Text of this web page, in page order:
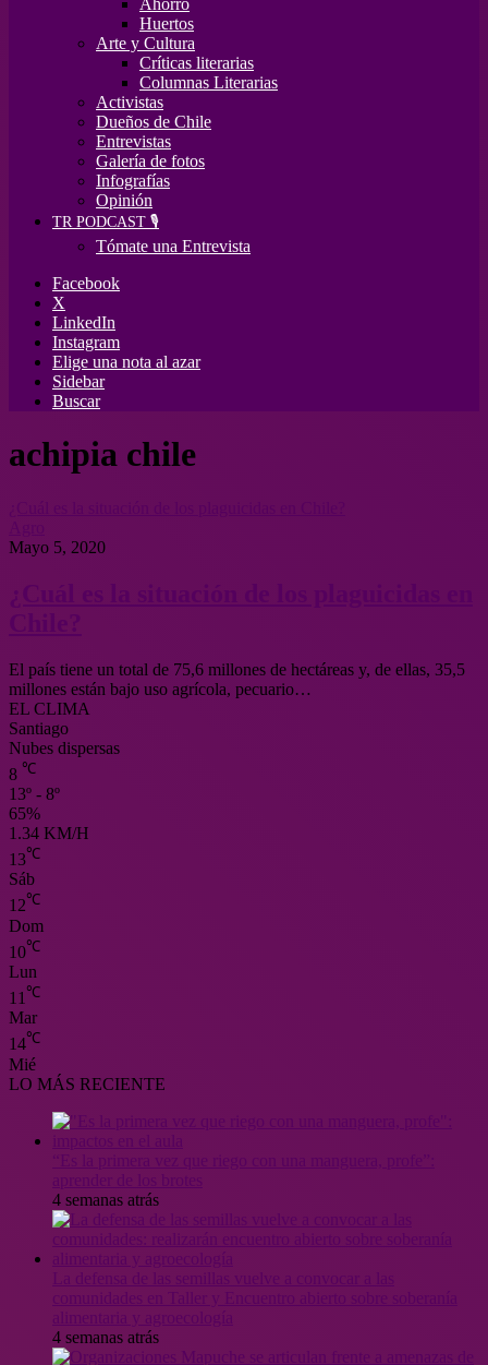
Ahorro
Huertos
Arte y Cultura
Críticas literarias
Columnas Literarias
Activistas
Dueños de Chile
Entrevistas
Galería de fotos
Infografías
Opinión
TR PODCAST 🎙️
Tómate una Entrevista
Facebook
X
LinkedIn
Instagram
Elige una nota al azar
Sidebar
Buscar
achipia chile
Mayo 5, 2020
El país tiene un total de 75,6 millones de hectáreas y, de ellas, 35,5
millones están bajo uso agrícola, pecuario…
EL CLIMA
Santiago
Nubes dispersas
8 ℃
13º - 8º
65%
1.34 KM/H
13℃
Sáb
12℃
Dom
10℃
Lun
11 ℃
Mar
14℃
Mié
LO MÁS RECIENTE
4 semanas atrás
4 semanas atrás